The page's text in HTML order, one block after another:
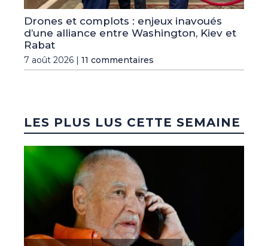
Drones et complots : enjeux inavoués
d’une alliance entre Washington, Kiev et
Rabat
7 août 2026 | 11 commentaires
LES PLUS LUS CETTE SEMAINE